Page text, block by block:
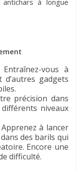
vous à
gadgets
précision dans
niveaux
à lancer
des barils qui
Encore une
difficulté.